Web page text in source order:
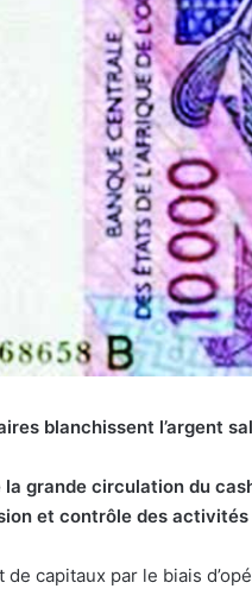
blanchissent l’argent
la grande circulation du
et contrôle des activités
de capitaux par le biais